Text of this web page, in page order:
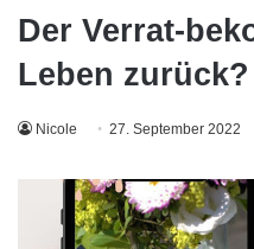
Der Verrat-
Leben zurück?
Nicole 27. September 2022